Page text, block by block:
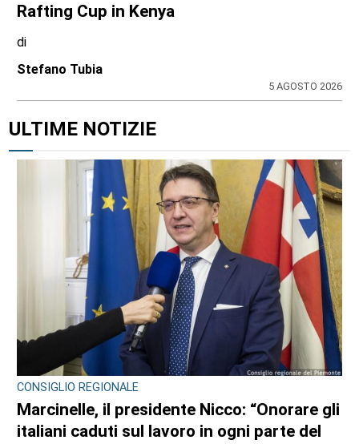
Rafting Cup in Kenya
di
Stefano Tubia
5 AGOSTO 2026
ULTIME NOTIZIE
CONSIGLIO REGIONALE
Marcinelle, il presidente Nicco: “Onorare gli
italiani caduti sul lavoro in ogni parte del